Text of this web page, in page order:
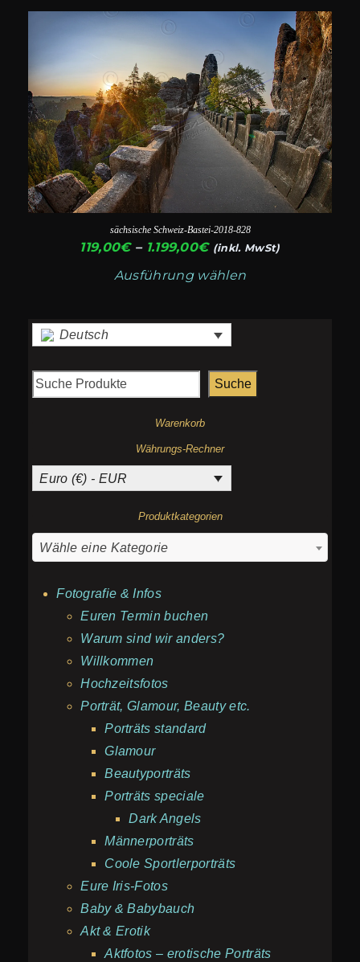
sächsische Schweiz-Bastei-2018-828
119,00€ – 1.199,00€Preisspanne:
bis
(inkl. MwSt)
Ausführung wählen
weist
mehrere
Varianten
auf.
Die
Optionen
können
Deutsch
Suche
Warenkorb
Währungs-Rechner
Euro (€) - EUR
Produktkategorien
Wähle eine Kategorie
Fotografie & Infos
Euren Termin buchen
Warum sind wir anders?
Willkommen
Hochzeitsfotos
Porträt, Glamour, Beauty etc.
Porträts standard
Glamour
Beautyporträts
Porträts speciale
Dark Angels
Männerporträts
Coole Sportlerporträts
Eure Iris-Fotos
Baby & Babybauch
Akt & Erotik
Aktfotos – erotische Porträts